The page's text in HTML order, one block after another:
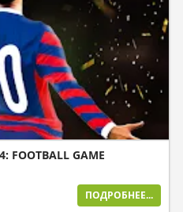
FOOTBALL GAME
ПОДРОБНЕЕ...